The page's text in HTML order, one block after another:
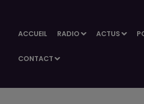
ACCUEIL RADIO ACTUS
CONTACT